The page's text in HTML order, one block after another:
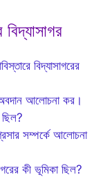
বিদ্যাসাগরের
অবদান আলোচনা কর।
ছিল?
প্রসার সম্পর্কে আলোচনা
কী ভূমিকা ছিল?